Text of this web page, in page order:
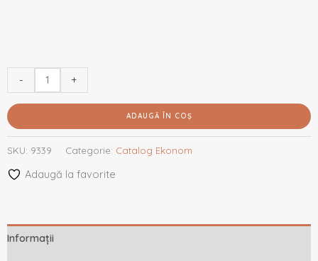
- +
ADAUGĂ ÎN COȘ
SKU: 9339 Categorie: Catalog Ekonom
Adaugă la favorite
Informații